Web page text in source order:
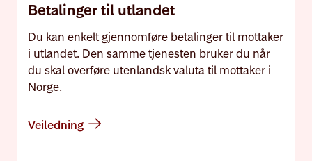
Betalinger til utlandet
Du kan enkelt gjennomføre betalinger til mottaker
i utlandet. Den samme tjenesten bruker du når
du skal overføre utenlandsk valuta til mottaker i
Norge.
Veiledning